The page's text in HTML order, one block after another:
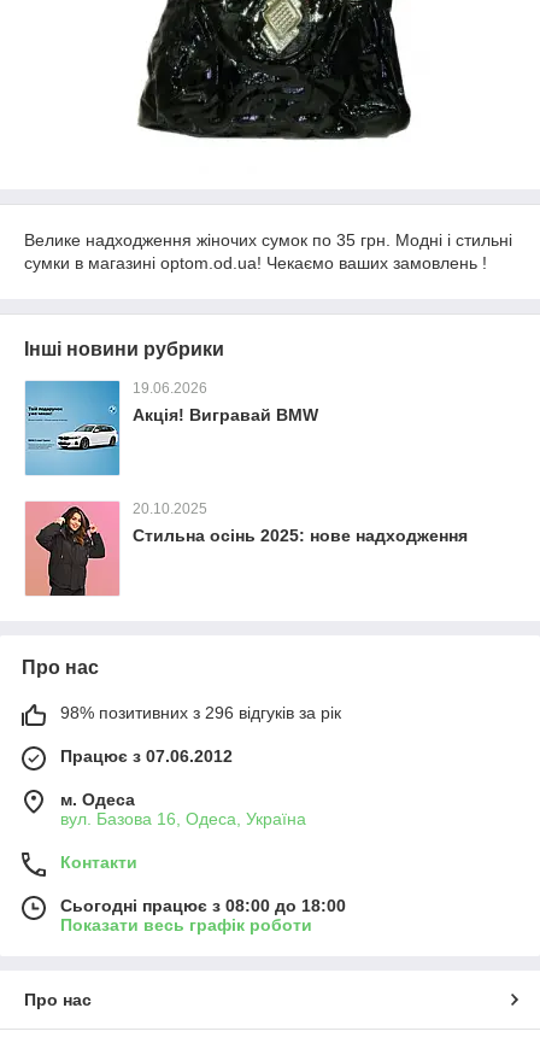
Велике надходження жіночих сумок по 35 грн. Модні і стильні
сумки в магазині optom.od.ua! Чекаємо ваших замовлень !
Інші новини рубрики
19.06.2026
Акція! Вигравай BMW
20.10.2025
Стильна осінь 2025: нове надходження
Про нас
98% позитивних з 296 відгуків за рік
Працює з 07.06.2012
м. Одеса
вул. Базова 16, Одеса, Україна
Контакти
Сьогодні працює з 08:00 до 18:00
Показати весь графік роботи
Про нас